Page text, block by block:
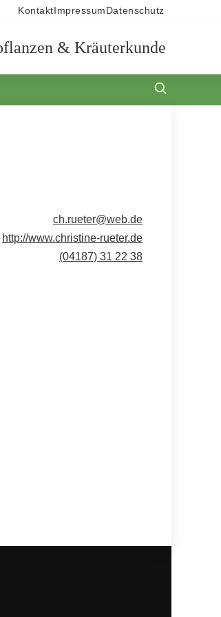
Kontakt Impressum Datenschutz
& Kräuterkunde
ch.rueter@web.de
http://www.christine-rueter.de
(04187) 31 22 38